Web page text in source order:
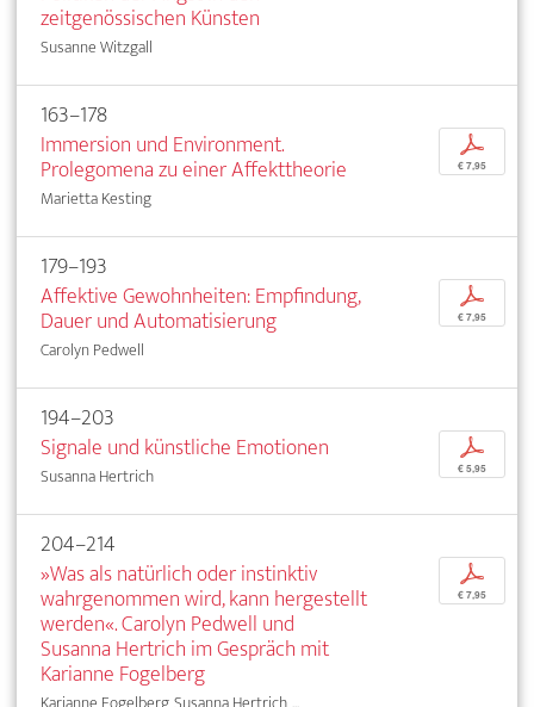
zeitgenössischen Künsten
Susanne Witzgall
163–178
Immersion und Environment.
Prolegomena zu einer Affekttheorie
Marietta Kesting
p
€ 7,95
179–193
Affektive Gewohnheiten: Empfindung,
Dauer und Automatisierung
Carolyn Pedwell
p
€ 7,95
194–203
Signale und künstliche Emotionen
Susanna Hertrich
p
€ 5,95
204–214
»Was als natürlich oder instinktiv
wahrgenommen wird, kann hergestellt
werden«. Carolyn Pedwell und
Susanna Hertrich im Gespräch mit
Karianne Fogelberg
p
€ 7,95